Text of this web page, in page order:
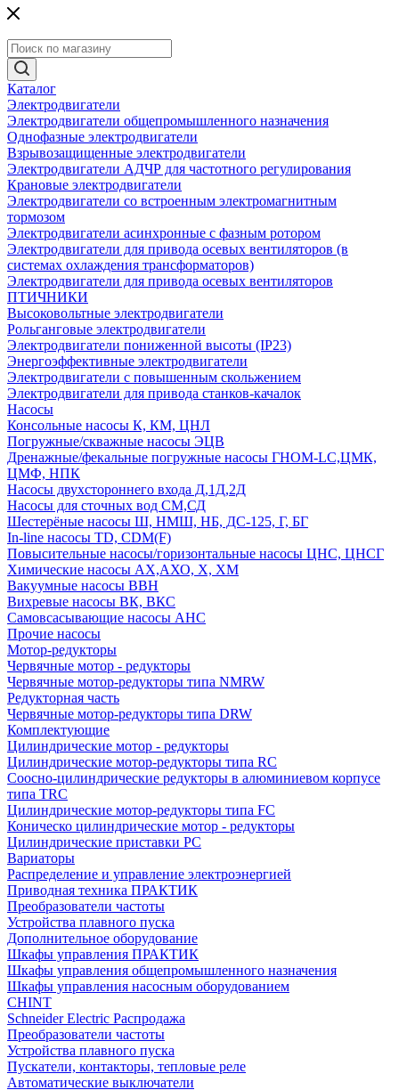
Каталог
Электродвигатели
Электродвигатели общепромышленного назначения
Однофазные электродвигатели
Взрывозащищенные электродвигатели
Электродвигатели АДЧР для частотного регулирования
Крановые электродвигатели
Электродвигатели со встроенным электромагнитным
тормозом
Электродвигатели асинхронные с фазным ротором
Электродвигатели для привода осевых вентиляторов (в
системах охлаждения трансформаторов)
Электродвигатели для привода осевых вентиляторов
ПТИЧНИКИ
Высоковольтные электродвигатели
Рольганговые электродвигатели
Электродвигатели пониженной высоты (IP23)
Энергоэффективные электродвигатели
Электродвигатели с повышенным скольжением
Электродвигатели для привода станков-качалок
Насосы
Консольные насосы К, КМ, ЦНЛ
Погружные/скважные насосы ЭЦВ
Дренажные/фекальные погружные насосы ГНОМ-LC,ЦМК,
ЦМФ, НПК
Насосы двухстороннего входа Д,1Д,2Д
Насосы для сточных вод СМ,СД
Шестерёные насосы Ш, НМШ, НБ, ДС-125, Г, БГ
In-line насосы TD, CDM(F)
Повысительные насосы/горизонтальные насосы ЦНС, ЦНСГ
Химические насосы АХ,АХО, Х, ХМ
Вакуумные насосы ВВН
Вихревые насосы ВК, ВКС
Самовсасывающие насосы АНС
Прочие насосы
Мотор-редукторы
Червячные мотор - редукторы
Червячные мотор-редукторы типа NMRW
Редукторная часть
Червячные мотор-редукторы типа DRW
Комплектующие
Цилиндрические мотор - редукторы
Цилиндрические мотор-редукторы типа RC
Соосно-цилиндрические редукторы в алюминиевом корпусе
типа TRC
Цилиндрические мотор-редукторы типа FC
Коническо цилиндрические мотор - редукторы
Цилиндрические приставки PC
Вариаторы
Распределение и управление электроэнергией
Приводная техника ПРАКТИК
Преобразователи частоты
Устройства плавного пуска
Дополнительное оборудование
Шкафы управления ПРАКТИК
Шкафы управления общепромышленного назначения
Шкафы управления насосным оборудованием
CHINT
Schneider Electric Распродажа
Преобразователи частоты
Устройства плавного пуска
Пускатели, контакторы, тепловые реле
Автоматические выключатели